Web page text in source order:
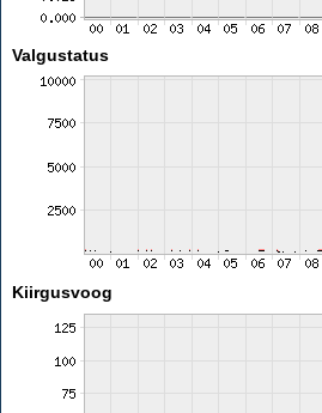
Valgustatus
Kiirgusvoog